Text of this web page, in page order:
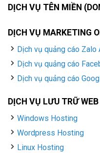
DỊCH VỤ TÊN MIỀN
DỊCH VỤ MARKETING
Dịch vụ quảng cáo Zalo
Dịch vụ quảng cáo
Dịch vụ quảng cáo
DỊCH VỤ LƯU TRỮ
Windows Hosting
Wordpress Hosting
Linux Hosting